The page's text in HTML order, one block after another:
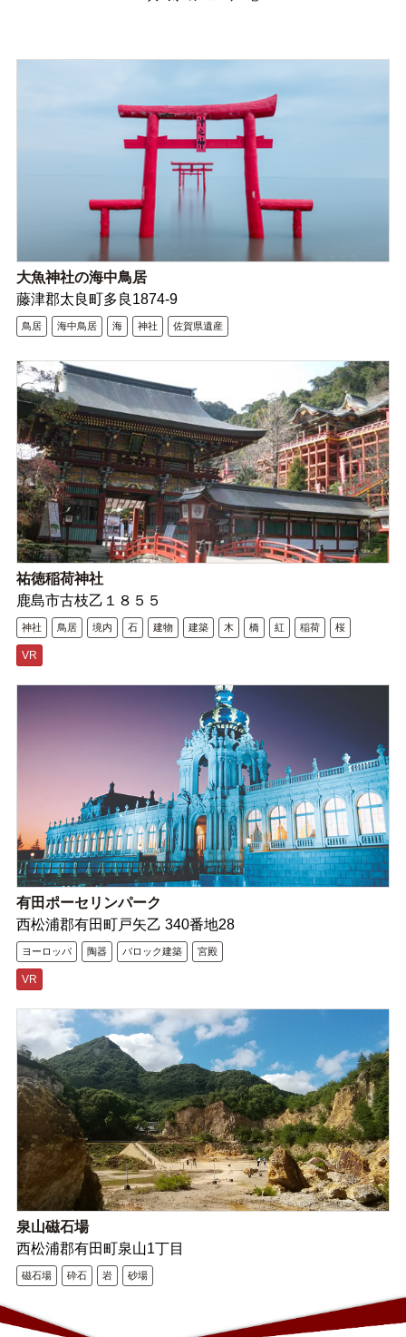
大魚神社の海中鳥居
藤津郡太良町多良1874-9
鳥居 海中鳥居 海 神社 佐賀県遺産
祐徳稲荷神社
鹿島市古枝乙１８５５
神社 鳥居 境内 石 建物 建築 木 橋 紅 稲荷 桜
VR
有田ポーセリンパーク
西松浦郡有田町戸矢乙 340番地28
ヨーロッパ 陶器 バロック建築 宮殿
VR
泉山磁石場
西松浦郡有田町泉山1丁目
磁石場 砕石 岩 砂場